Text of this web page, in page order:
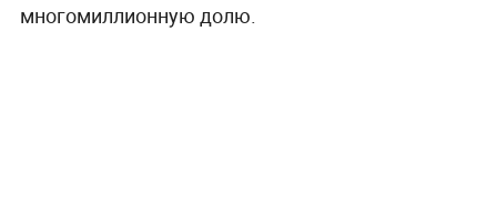
многомиллионную долю.